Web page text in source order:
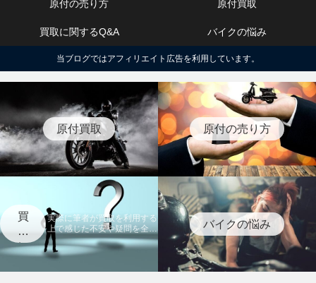
原付の売り方 原付買取
買取に関するQ&A バイクの悩み
当ブログではアフィリエイト広告を利用しています。
原付買取 原付の売り方
買
取
に
す
実際に筆者が買取を利用する
上で感じた不安や疑問を全て
まとめました。 このページ
読めば全ての不安要素は消え
るので、参考にしてくださ
い。
バイクの悩み